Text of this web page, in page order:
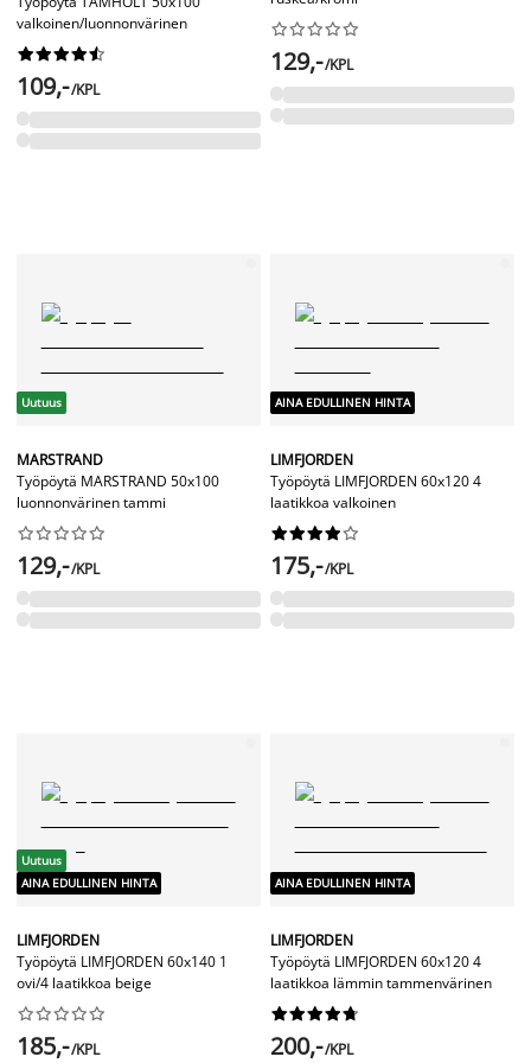
valkoinen/luonnonvärinen






109,-/KPL






129,-/KPL
Uutuus
MARSTRAND
Työpöytä MARSTRAND 50x100
luonnonvärinen tammi






129,-/KPL
AINA EDULLINEN HINTA
LIMFJORDEN
Työpöytä LIMFJORDEN 60x120 4
laatikkoa valkoinen






175,-/KPL
Uutuus
AINA EDULLINEN HINTA
LIMFJORDEN
Työpöytä LIMFJORDEN 60x140 1
ovi/4 laatikkoa beige






185,-/KPL
AINA EDULLINEN HINTA
LIMFJORDEN
Työpöytä LIMFJORDEN 60x120 4
laatikkoa lämmin tammenvärinen






200,-/KPL